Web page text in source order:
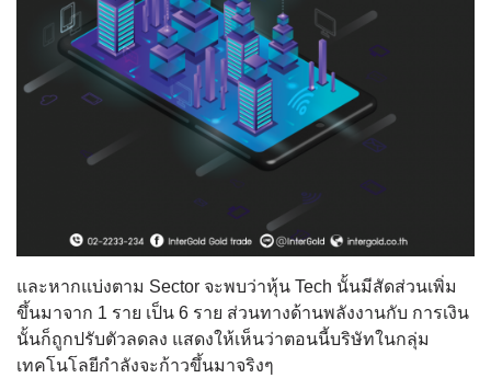
และหากแบ่งตาม Sector จะพบว่าหุ้น Tech นั้นมีสัดส่วนเพิ่ม
ขึ้นมาจาก 1 ราย เป็น 6 ราย ส่วนทางด้านพลังงานกับ การเงิน
นั้นก็ถูกปรับตัวลดลง แสดงให้เห็นว่าตอนนี้บริษัทในกลุ่ม
เทคโนโลยีกำลังจะก้าวขึ้นมาจริงๆ